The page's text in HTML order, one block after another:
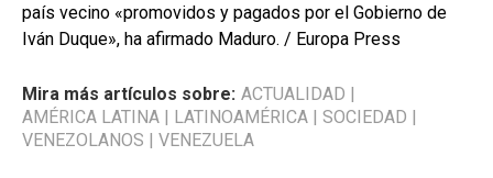
país vecino «promovidos y pagados por el Gobierno de
Iván Duque», ha afirmado Maduro. / Europa Press
Mira más artículos sobre: ACTUALIDAD |
AMÉRICA LATINA | LATINOAMÉRICA | SOCIEDAD |
VENEZOLANOS | VENEZUELA